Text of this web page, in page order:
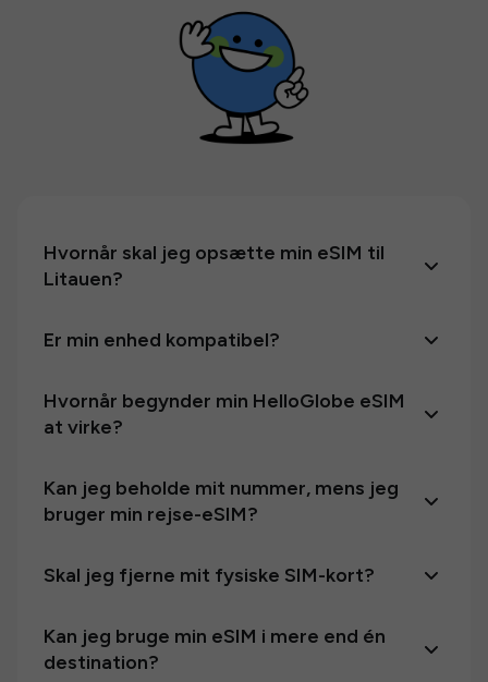
Hvornår skal jeg opsætte min eSIM til
Litauen?
Er min enhed kompatibel?
Hvornår begynder min HelloGlobe eSIM
at virke?
Kan jeg beholde mit nummer, mens jeg
bruger min rejse-eSIM?
Skal jeg fjerne mit fysiske SIM-kort?
Kan jeg bruge min eSIM i mere end én
destination?